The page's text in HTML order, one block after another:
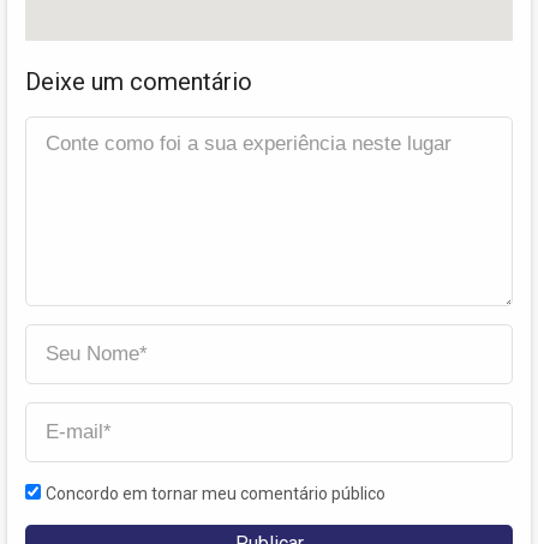
Deixe um comentário
Concordo em tornar meu comentário público